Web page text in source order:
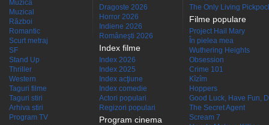
Muzică
Muzical
Război
Romantic
Scurt metraj
SF
Stand Up
Thriller
Western
Taguri filme
Taguri stiri
Arhiva stiri
Program TV
Dragoste 2026
Horror 2026
Indiene 2026
Româneşti 2026
Index filme
Index 2026
Index 2025
Index acţiune
Index comedie
Actori populari
Regizori populari
Program cinema
The Only Living
Filme populare
Project Hail Mary
În pielea mea
Wuthering Heights
Obsession
Crime 101
Kîzîm
Hoppers
Good Luck, Have Fun,
The Secret Agent
Scream 7